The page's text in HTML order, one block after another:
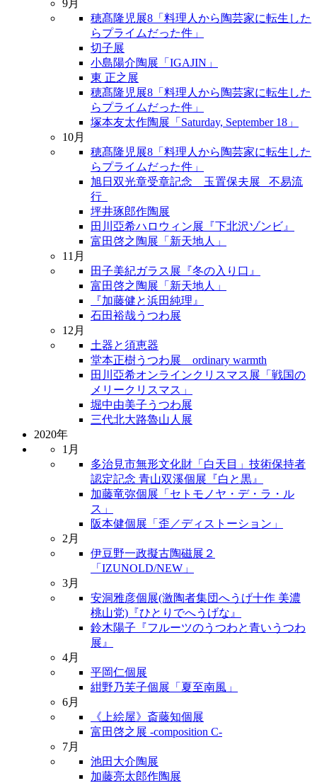
9月
穂髙隆児展8「料理人から陶芸家に転生した
らプライムだった件」
切子展
小島陽介陶展「IGAJIN」
東 正之展
穂髙隆児展8「料理人から陶芸家に転生した
らプライムだった件」
塚本友太作陶展「Saturday, September 18」
10月
穂髙隆児展8「料理人から陶芸家に転生した
らプライムだった件」
旭日双光章受章記念 玉置保夫展 _不易流
行_
坪井琢郎作陶展
田川亞希ハロウィン展『下北沢ゾンビ』
富田啓之陶展「新天地人」
11月
田子美紀ガラス展『冬の入り口』
富田啓之陶展「新天地人」
『加藤健と浜田純理』
石田裕哉うつわ展
12月
土器と須恵器
堂本正樹うつわ展 ordinary warmth
田川亞希オンラインクリスマス展「戦国の
メリークリスマス」
堀中由美子うつわ展
三代北大路魯山人展
2020年
1月
多治見市無形文化財「白天目」技術保持者
認定記念 青山双溪個展『白と黒』
加藤竜弥個展「セトモノヤ・デ・ラ・ル
ス」
阪本健個展「歪／ディストーション」
2月
伊豆野一政擬古陶磁展２
「IZUNOLD/NEW」
3月
安洞雅彦個展(激陶者集団へうげ十作 美濃
桃山党)『ひとりでへうげな』
鈴木陽子『フルーツのうつわと青いうつわ
展』
4月
平岡仁個展
紺野乃芙子個展「夏至南風」
6月
《上絵屋》斎藤知個展
富田啓之展 -composition C-
7月
池田大介陶展
加藤亮太郎作陶展